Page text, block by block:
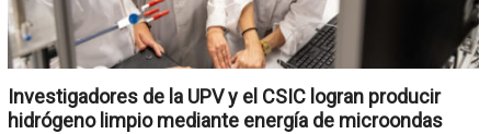
Investigadores de la UPV y el CSIC logran producir
hidrógeno limpio mediante energía de microondas